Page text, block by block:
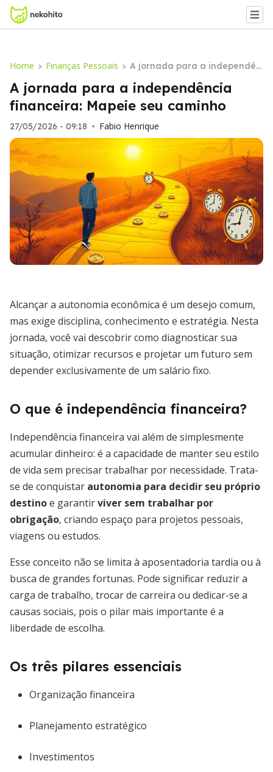
Home > Finanças Pessoais > A jornada para a independên
cia financeira: Mapeie seu ca
minho
A jornada para a independência
financeira: Mapeie seu caminho
27/05/2026 - 09:18 • Fabio Henrique
Alcançar a autonomia econômica é um desejo comum,
mas exige disciplina, conhecimento e estratégia. Nesta
jornada, você vai descobrir como diagnosticar sua
situação, otimizar recursos e projetar um futuro sem
depender exclusivamente de um salário fixo.
O que é independência financeira?
Independência financeira vai além de simplesmente
acumular dinheiro: é a capacidade de manter seu estilo
de vida sem precisar trabalhar por necessidade. Trata-
se de conquistar autonomia para decidir seu próprio
destinoe garantirviver sem trabalhar por
obrigação, criando espaço para projetos pessoais,
viagens ou estudos.
Esse conceito não se limita à aposentadoria tardia ou à
busca de grandes fortunas. Pode significar reduzir a
carga de trabalho, trocar de carreira ou dedicar-se a
causas sociais, pois o pilar mais importante é a
liberdade de escolha.
Os três pilares essenciais
Organização financeira
Planejamento estratégico
Investimentos